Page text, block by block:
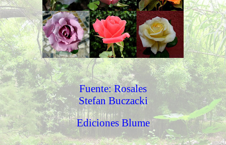
Fuente: Rosales
Stefan Buczacki
Ediciones Blume